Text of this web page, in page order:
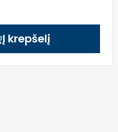
ugdymo priemonėms.
Į krepšelį